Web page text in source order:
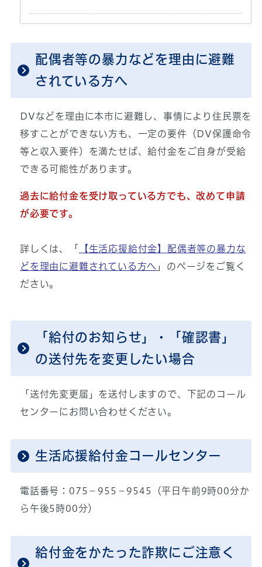
配偶者等の暴力などを理由に避難
されている方へ
DVなどを理由に本市に避難し、事情により住民票を
移すことができない方も、一定の要件（DV保護命令
等と収入要件）を満たせば、給付金をご自身が受給
できる可能性があります。
過去に給付金を受け取っている方でも、改めて申請
が必要です。
詳しくは、「
【生活応援給付金】配偶者等の暴力な
どを理由に避難されている方へ 」のページをご覧く
ださい。
「給付のお知らせ」・「確認書」
の送付先を変更したい場合
「送付先変更届」を送付しますので、下記のコール
センターにお問い合わせください。
生活応援給付金コールセンター
電話番号：075−955−9545（平日午前9時00分か
ら午後5時00分）
給付金をかたった詐欺にご注意く